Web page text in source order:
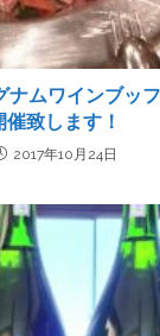
ナムワインブッ
催致します ！
2017年10月24日